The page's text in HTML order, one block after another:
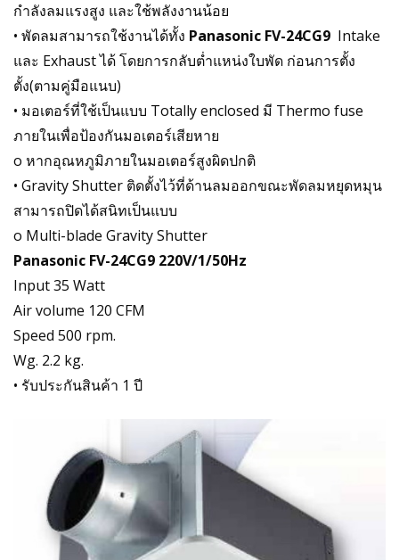
กำลังลมแรงสูง และใช้พลังงานน้อย
• พัดลมสามารถใช้งานได้ทั้ง Panasonic FV-24CG9 Intake
และ Exhaust ได้ โดยการกลับต่ำแหน่งใบพัด ก่อนการตั้ง
ตั้ง(ตามคู่มือแนบ)
• มอเตอร์ที่ใช้เป็นแบบ Totally enclosed มี Thermo fuse
ภายในเพื่อป้องกันมอเตอร์เสียหาย
o หากอุณหภูมิภายในมอเตอร์สูงผิดปกติ
• Gravity Shutter ติดตั้งไว้ที่ด้านลมออกขณะพัดลมหยุดหมุน
สามารถปิดได้สนิทเป็นแบบ
o Multi-blade Gravity Shutter
Panasonic FV-24CG9 220V/1/50Hz
Input 35 Watt
Air volume 120 CFM
Speed 500 rpm.
Wg. 2.2 kg.
• รับประกันสินค้า 1 ปี